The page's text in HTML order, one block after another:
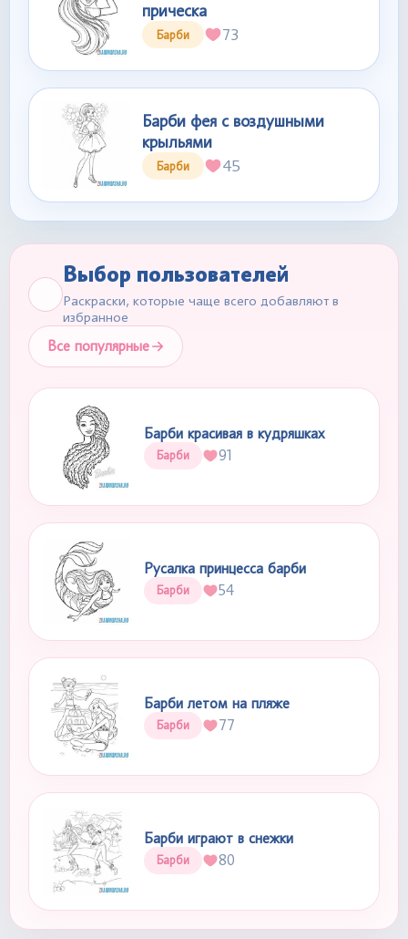
прическа
Барби 73
Барби фея с воздушными
крыльями
Барби 45
Выбор пользователей
Раскраски, которые чаще всего добавляют в
избранное
Все популярные
Барби красивая в кудряшках
Барби 91
Русалка принцесса барби
Барби 54
Барби летом на пляже
Барби 77
Барби играют в снежки
Барби 80